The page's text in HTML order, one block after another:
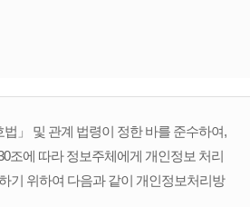
」 및 관계 법령이 정한 바를 준수하여,
조에 따라 정보주체에게 개인정보 처리
기 위하여 다음과 같이 개인정보처리방